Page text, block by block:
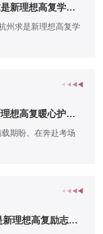
新理想高复学
求是新理想高复学
想高复暖心护
期盼。在奔赴考场
理想高复励志班